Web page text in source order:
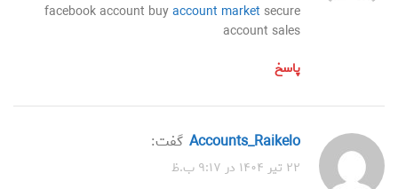
facebook account buyaccount market secure
account sales
پاسخ
accounts_Raikelo گفت:
۲۲ تیر ۱۴۰۴ در ۹:۱۷ ب.ظ